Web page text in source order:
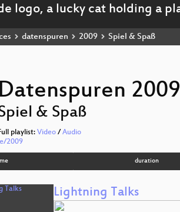
datenspuren 2009 Spiel & Spaß
Datenspuren 2009
& Spaß
playlist: Video / Audio
2009
duration
Lightning Talks